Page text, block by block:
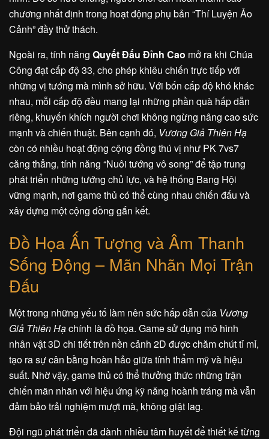
chương nhất định trong hoạt động phụ bản “Thí Luyện Ảo
Cảnh” đầy thử thách.
Ngoài ra, tính năng Quyết Đấu Đỉnh Cao mở ra khi Chúa
Công đạt cấp độ 33, cho phép khiêu chiến trực tiếp với
những vị tướng mà mình sở hữu. Với bốn cấp độ khó khác
nhau, mỗi cấp độ đều mang lại những phần quà hấp dẫn
riêng, khuyến khích người chơi không ngừng nâng cao sức
mạnh và chiến thuật. Bên cạnh đó, Vương Giả Thiên Hạ
còn có nhiều hoạt động cộng đồng thú vị như PK 7vs7
căng thẳng, tính năng “Nuôi tướng vô song” để tập trung
phát triển những tướng chủ lực, và hệ thống Bang Hội
vững mạnh, nơi game thủ có thể cùng nhau chiến đấu và
xây dựng một cộng đồng gắn kết.
Đồ Họa Ấn Tượng và Âm Thanh
Sống Động – Mãn Nhãn Mọi Trận
Đấu
Một trong những yếu tố làm nên sức hấp dẫn của Vương
Giả Thiên Hạchính là đồ họa. Game sử dụng mô hình
nhân vật 3D chi tiết trên nền cảnh 2D được chăm chút tỉ mỉ,
tạo ra sự cân bằng hoàn hảo giữa tính thẩm mỹ và hiệu
suất. Nhờ vậy, game thủ có thể thưởng thức những trận
chiến mãn nhãn với hiệu ứng kỹ năng hoành tráng mà vẫn
đảm bảo trải nghiệm mượt mà, không giật lag.
Đội ngũ phát triển đã dành nhiều tâm huyết để thiết kế từng